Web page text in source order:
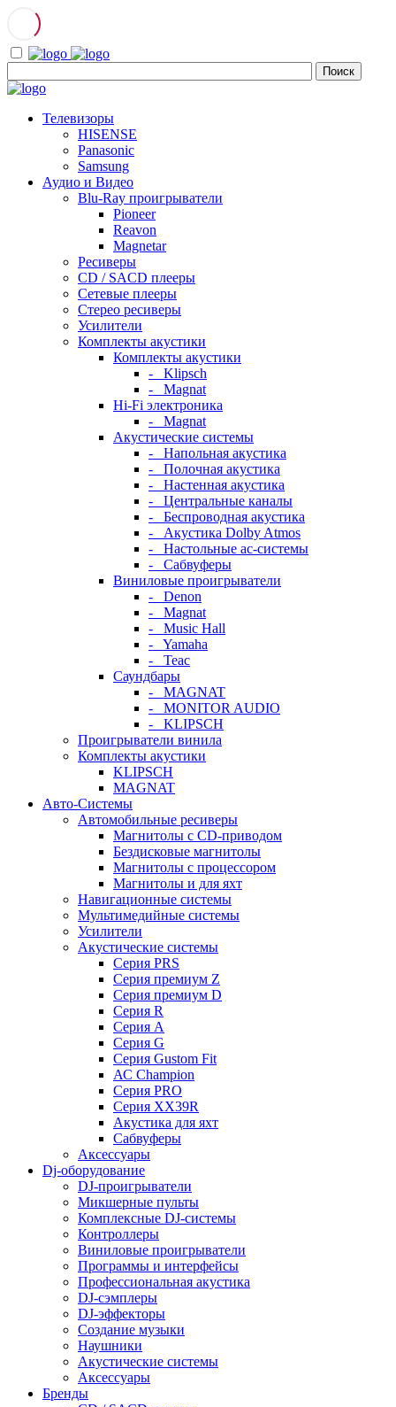
Телевизоры
HISENSE
Panasonic
Samsung
Аудио и Видео
Blu-Ray проигрыватели
Pioneer
Reavon
Magnetar
Ресиверы
CD / SACD плееры
Сетевые плееры
Стерео ресиверы
Усилители
Комплекты акустики
Комплекты акустики
- Klipsch
- Magnat
Hi-Fi электроника
- Magnat
Акустические системы
- Напольная акустика
- Полочная акустика
- Настенная акустика
- Центральные каналы
- Беспроводная акустика
- Акустика Dolby Atmos
- Настольные ас-системы
- Сабвуферы
Виниловые проигрыватели
- Denon
- Magnat
- Music Hall
- Yamaha
- Teac
Саундбары
- MAGNAT
- MONITOR AUDIO
- KLIPSCH
Проигрыватели винила
Комплекты акустики
KLIPSCH
MAGNAT
Авто-Системы
Автомобильные ресиверы
Магнитолы с CD-приводом
Бездисковые магнитолы
Магнитолы с процессором
Магнитолы и для яхт
Навигационные системы
Мультимедийные системы
Усилители
Акустические системы
Cерия PRS
Cерия премиум Z
Cерия премиум D
Cерия R
Cерия A
Cерия G
Cерия Gustom Fit
АС Champion
Cерия PRO
Cерия XX39R
Акустика для яхт
Сабвуферы
Аксессуары
Dj-оборудование
DJ-проигрыватели
Микшерные пульты
Комплексные DJ-системы
Контроллеры
Виниловые проигрыватели
Программы и интерфейсы
Профессиональная акустика
DJ-сэмплеры
DJ-эффекторы
Создание музыки
Наушники
Акустические системы
Аксессуары
Бренды